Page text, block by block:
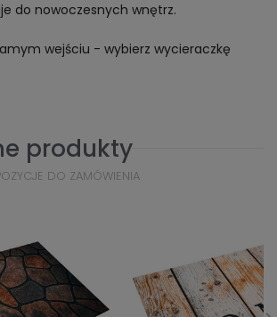
do nowoczesnych wnętrz.
wejściu - wybierz wycieraczkę
produkty
DO ZAMÓWIENIA